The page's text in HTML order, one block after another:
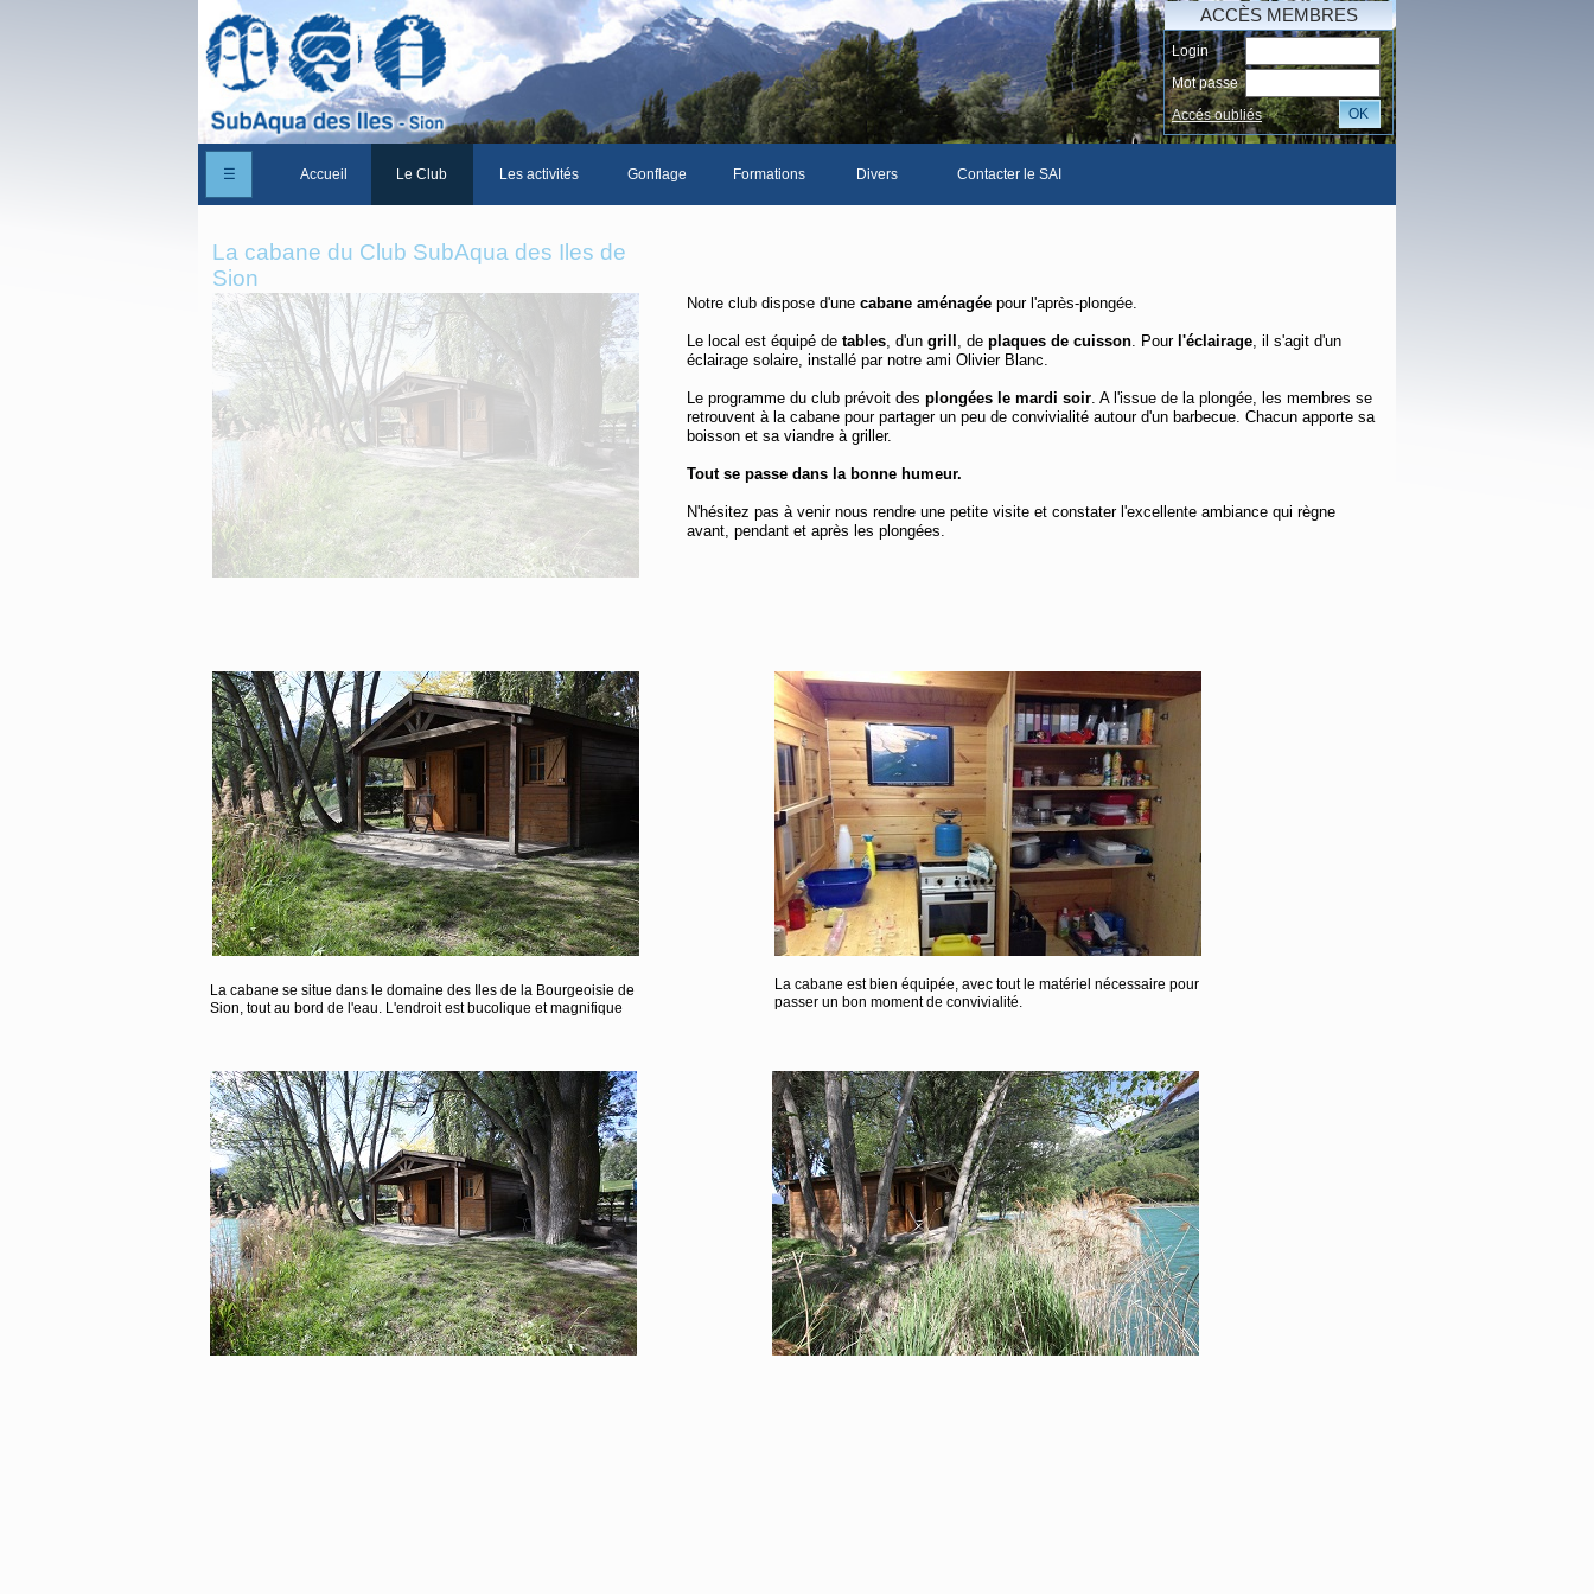
ACCÈS MEMBRES
Login
Mot passe
Accés oubliés
OK
☰ Accueil Le Club
Le comité
Les membres du club
La Cabane des Iles
Le domaine des Iles
Adhérer/Devenir membre
Les activités Gonflage Formations Divers
Vidéos
Documents divers
Piscine Sion
Contacter le SAI
La cabane du Club SubAqua des Iles de
Sion
Notre club dispose d'une cabane aménagée pour l'après-plongée.
Le local est équipé de tables , d'un grill , de plaques de cuisson . Pour l'éclairage , il s'agit d'un
éclairage solaire, installé par notre ami Olivier Blanc.
Le programme du club prévoit des plongées le mardi soir . A l'issue de la plongée, les membres se
retrouvent à la cabane pour partager un peu de convivialité autour d'un barbecue. Chacun apporte sa
boisson et sa viandre à griller.
Tout se passe dans la bonne humeur.
N'hésitez pas à venir nous rendre une petite visite et constater l'excellente ambiance qui règne
avant, pendant et après les plongées.
La cabane se situe dans le domaine des Iles de la Bourgeoisie de
Sion, tout au bord de l'eau. L'endroit est bucolique et magnifique
La cabane est bien équipée, avec tout le matériel nécessaire pour
passer un bon moment de convivialité.